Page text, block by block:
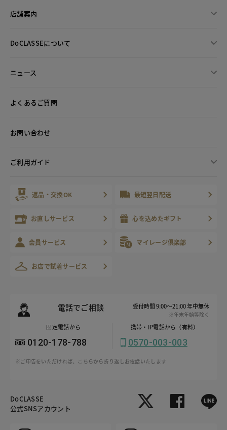
店舗案内
DoCLASSEについて
ニュース
よくあるご質問
お問い合わせ
ご利用ガイド
返品・交換OK 最短翌日配送
お直しサービス 心を込めたギフト
会員サービス マイレージ倶楽部
お店で試着サービス
電話でご相談 受付時間 9:00～21:00 年中無休
※年末年始等除く
固定電話から
0120-178-788
携帯・IP電話から（有料）
0570-003-003
※ご申告をいただければ、こちらから折り返しお電話いたします
DoCLASSE
公式SNSアカウント